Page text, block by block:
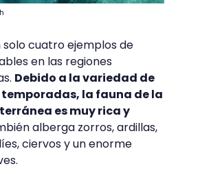
solo cuatro ejemplos de
en las regiones
Debido a la variedad de
temporadas, la fauna de la
es muy rica y
alberga zorros, ardillas,
ciervos y un enorme